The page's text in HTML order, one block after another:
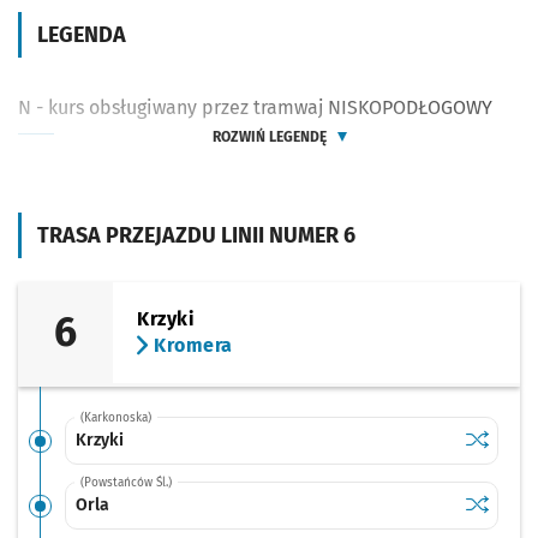
TRASA PRZEJAZDU LINII NUMER 6
6
Krzyki
Kromera
(Karkonoska)
Krzyki Sprawdź
Krzyki
(Powstańców Śl.)
Orla Sprawdź
Orla
LEGENDA
N - kurs obsługiwany przez tramwaj NISKOPODŁOGOWY
ROZWIŃ LEGENDĘ